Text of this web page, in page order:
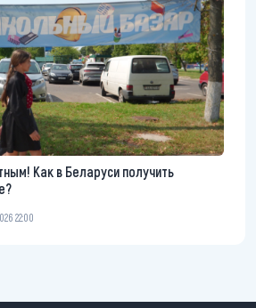
Как в Беларуси получить
22:00